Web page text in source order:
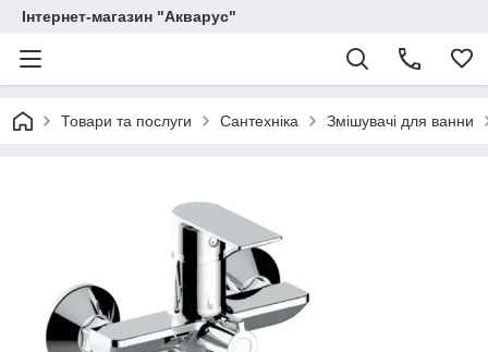
Інтернет-магазин "Акварус"
Товари та послуги Сантехніка Змішувачі для ванни